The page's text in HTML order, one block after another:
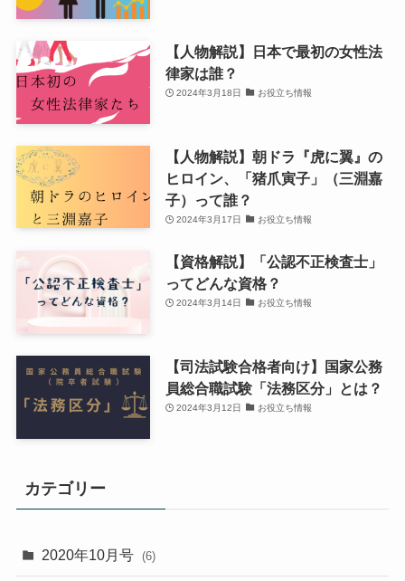
【人物解説】日本で最初の女性法
律家は誰？
2024年3月18日 お役立ち情報
【人物解説】朝ドラ『虎に翼』の
ヒロイン、「猪爪寅子」（三淵嘉
子）って誰？
2024年3月17日 お役立ち情報
【資格解説】「公認不正検査士」
ってどんな資格？
2024年3月14日 お役立ち情報
【司法試験合格者向け】国家公務
員総合職試験「法務区分」とは？
2024年3月12日 お役立ち情報
カテゴリー
2020年10月号 (6)